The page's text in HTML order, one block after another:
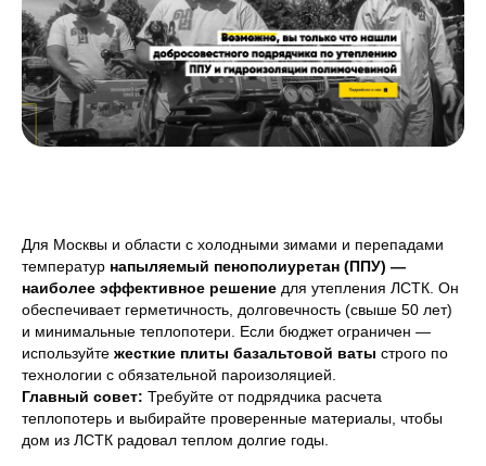
Для Москвы и области с холодными зимами и перепадами
температур напыляемый пенополиуретан (ППУ) —
наиболее эффективное решение для утепления ЛСТК. Он
обеспечивает герметичность, долговечность (свыше 50 лет)
и минимальные теплопотери. Если бюджет ограничен —
используйте жесткие плиты базальтовой ваты строго по
технологии с обязательной пароизоляцией.
Главный совет: Требуйте от подрядчика расчета
теплопотерь и выбирайте проверенные материалы, чтобы
дом из ЛСТК радовал теплом долгие годы.